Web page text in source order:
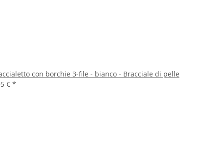
con borchie 3-file - bianco - Bracciale di pelle
€ *